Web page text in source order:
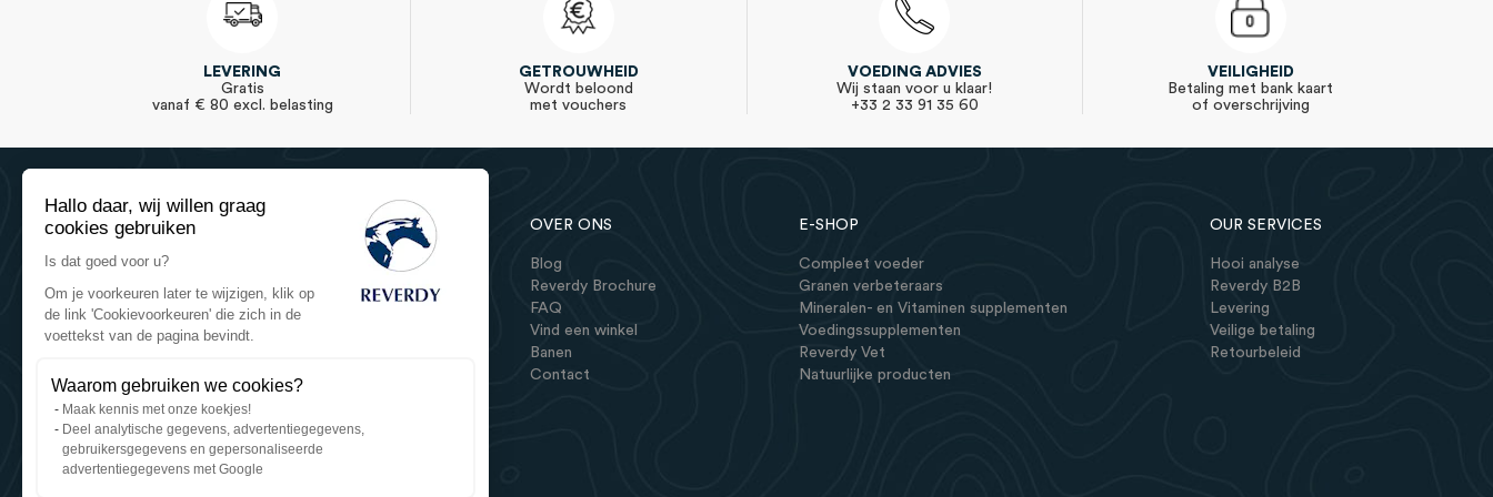
Hallo daar, wij willen graag
cookies gebruiken
Is dat goed voor u?
Om je voorkeuren later te wijzigen, klik op
de link 'Cookievoorkeuren' die zich in de
voettekst van de pagina bevindt.
Waarom gebruiken we cookies?
Maak kennis met onze koekjes!
Deel analytische gegevens, advertentiegegevens,
gebruikersgegevens en gepersonaliseerde
advertentiegegevens met Google
LEVERING
Gratis
vanaf € 80 excl. belasting
GETROUWHEID
Wordt beloond
met vouchers
VOEDING ADVIES
Wij staan voor u klaar!
+33 2 33 91 35 60
VEILIGHEID
Betaling met bank kaart
of overschrijving
Reverdy Equine Nutrition
784 route de la Fieffe Mariette
50520 Juvigny les Vallées (France)
+33 2 33 91 35 60
WhatsApp
OVER ONS
Blog
Reverdy Brochure
FAQ
Vind een winkel
Banen
Contact
E-SHOP
Compleet voeder
Granen verbeteraars
Mineralen- en Vitaminen supplementen
Voedingssupplementen
Reverdy Vet
Natuurlijke producten
OUR SERVICES
Hooi analyse
Reverdy B2B
Levering
Veilige betaling
Retourbeleid